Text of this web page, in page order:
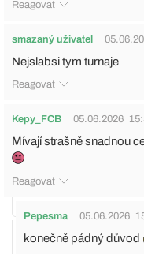
Reagovat
smazaný uživatel
Nejslabsi tym turnaje
Reagovat
Kepy_FCB 05.06.2026
Mívají strašně snadnou
Reagovat
Pepesma 05.06.2026
konečně pádný důvod